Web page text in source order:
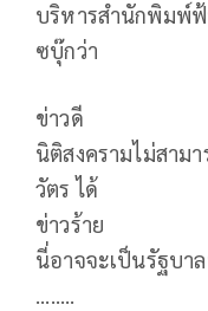
บริหารสำนักพิมพ์ฟ้
ซบุ๊กว่า
ข่าวดี
นิติสงครามไม่สาม
วัตร ได้
ข่าวร้าย
นี่อาจจะเป็นรัฐบา
........